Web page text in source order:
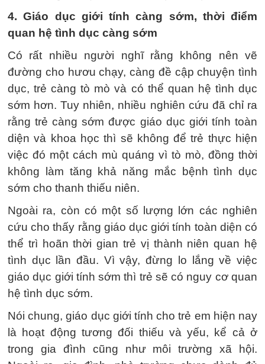
4. Giáo dục giới tính càng sớm, thời điểm
quan hệ tình dục càng sớm
Có rất nhiều người nghĩ rằng không nên vẽ
đường cho hươu chạy, càng đề cập chuyện tình
dục, trẻ càng tò mò và có thể quan hệ tình dục
sớm hơn. Tuy nhiên, nhiều nghiên cứu đã chỉ ra
rằng trẻ càng sớm được giáo dục giới tính toàn
diện và khoa học thì sẽ không để trẻ thực hiện
việc đó một cách mù quáng vì tò mò, đồng thời
không làm tăng khả năng mắc bệnh tình dục
sớm cho thanh thiếu niên.
Ngoài ra, còn có một số lượng lớn các nghiên
cứu cho thấy rằng giáo dục giới tính toàn diện có
thể trì hoãn thời gian trẻ vị thành niên quan hệ
tình dục lần đầu. Vì vậy, đừng lo lắng về việc
giáo dục giới tính sớm thì trẻ sẽ có nguy cơ quan
hệ tình dục sớm.
Nói chung, giáo dục giới tính cho trẻ em hiện nay
là hoạt động tương đối thiếu và yếu, kể cả ở
trong gia đình cũng như môi trường xã hội.